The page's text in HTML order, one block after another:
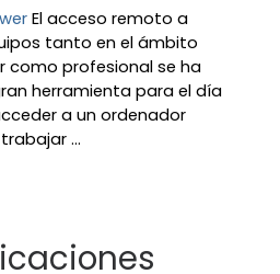
El acceso remoto a
tanto en el ámbito
como profesional se ha
herramienta para el día
a un ordenador
...